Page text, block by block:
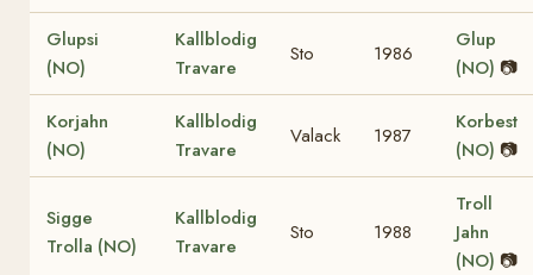
Glupsi
(NO)
Kallblodig
Travare
Sto 1986
Glup
(NO) 📷
Korjahn
(NO)
Kallblodig
Travare
Valack 1987
Korbest
(NO) 📷
Sigge
Trolla (NO)
Kallblodig
Travare
Sto 1988
Troll
Jahn
(NO) 📷